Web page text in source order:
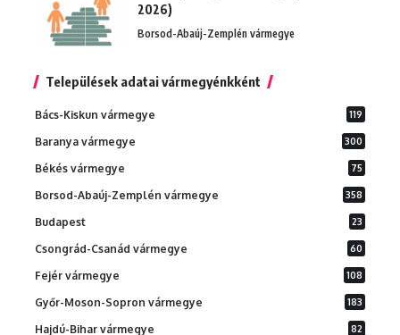
2026)
Borsod-Abaúj-Zemplén vármegye
Települések adatai vármegyénkként
Bács-Kiskun vármegye 119
Baranya vármegye 300
Békés vármegye 75
Borsod-Abaúj-Zemplén vármegye 358
Budapest 23
Csongrád-Csanád vármegye 60
Fejér vármegye 108
Győr-Moson-Sopron vármegye 183
Hajdú-Bihar vármegye 82